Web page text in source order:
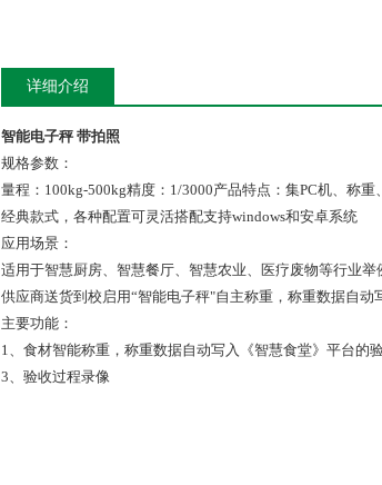
详细介绍
智能电子秤 带拍照
规格参数：
量程：100kg-500kg精度：1/3000产品特点：集PC机、称
经典款式，各种配置可灵活搭配支持windows和安卓系统
应用场景：
适用于智慧厨房、智慧餐厅、智慧农业、医疗废物等行业举
供应商送货到校启用“智能电子秤"自主称重，称重数据自
主要功能：
1、食材智能称重，称重数据自动写入《智慧食堂》平台的
3、验收过程录像